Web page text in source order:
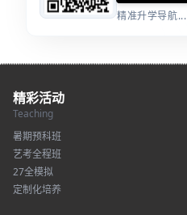
精准升学导航...
精彩活动
Teaching
暑期预科班
艺考全程班
27全模拟
定制化培养